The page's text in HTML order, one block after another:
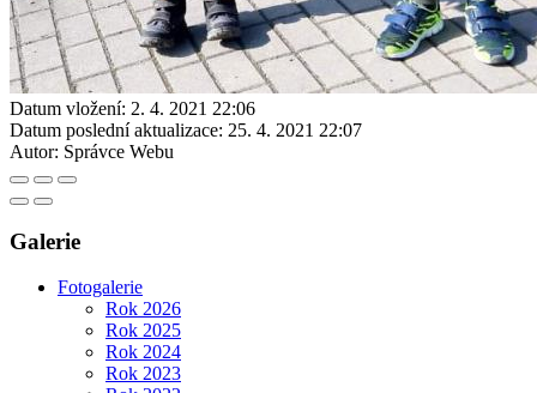
Datum vložení: 2. 4. 2021 22:06
Datum poslední aktualizace: 25. 4. 2021 22:07
Autor: Správce Webu
Galerie
Fotogalerie
Rok 2026
Rok 2025
Rok 2024
Rok 2023